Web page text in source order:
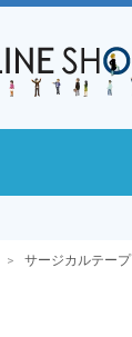
サージカルテープ